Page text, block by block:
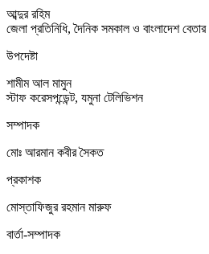
আব্দুর রহিম
জেলা প্রতিনিধি, দৈনিক সমকাল ও বাংলাদেশ বেতার
উপদেষ্টা
শামীম আল মামুন
স্টাফ করেসপন্ডেন্ট, যমুনা টেলিভিশন
সম্পাদক
মোঃ আরমান কবীর সৈকত
প্রকাশক
মোস্তাফিজুর রহমান মারুফ
বার্তা-সম্পাদক